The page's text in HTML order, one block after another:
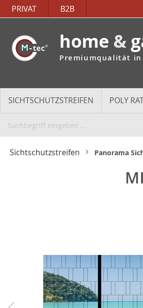
PRIVAT B2B
home &
Premiumqualität
SICHTSCHUTZSTREIFEN POLY
Sichtschutzstreifen Panorama